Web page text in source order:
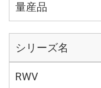
量産品
シリーズ名
RWV